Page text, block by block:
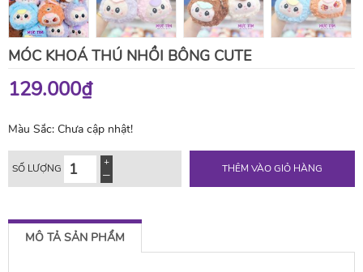
MÓC KHOÁ THÚ NHỒI BÔNG CUTE
129.000₫
Màu Sắc: Chưa cập nhật!
SỐ LƯỢNG THÊM VÀO GIỎ HÀNG
MÔ TẢ SẢN PHẨM